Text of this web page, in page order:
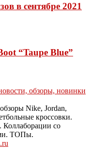
в сентябре 2021
“Taupe Blue”
Nike, Jordan,
кроссовки.
со
ТОПы.